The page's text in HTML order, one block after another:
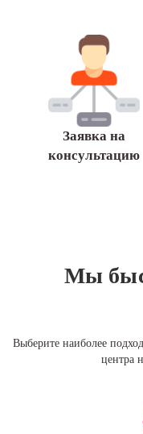
Заявка на
консультацию
Мы
Выберите наиболее
центра